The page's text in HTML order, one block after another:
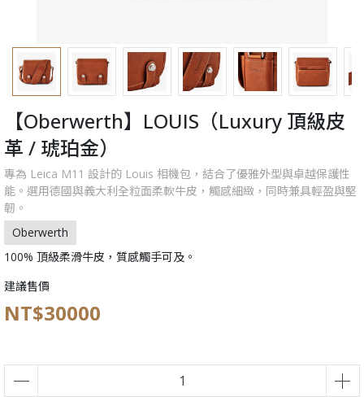
【Oberwerth】LOUIS（Luxury 頂級皮
革 / 琥珀金）
專為 Leica M11 設計的 Louis 相機包，結合了優雅外型與卓越保護性
能。選用德國與義大利全粒面柔軟牛皮，觸感細緻，同時兼具輕盈與堅
韌。
Oberwerth
100% 頂級柔滑牛皮，質感觸手可及。
建議售價
NT$30000